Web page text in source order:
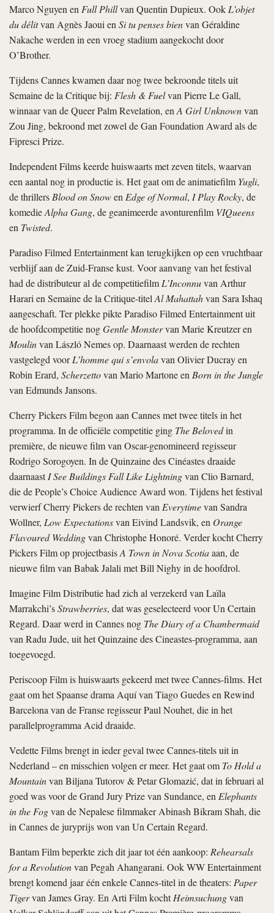
Marco Nguyen enFull Phillvan Quentin Dupieux. OokL’objet
du délitvan Agnès Jaoui enSi tu penses bienvan Géraldine
Nakache werden in een vroeg stadium aangekocht door
O’Brother.
Tijdens Cannes kwamen daar nog twee bekroonde titels uit
Semaine de la Critique bij: Flesh & Fuelvan Pierre Le Gall,
winnaar van de Queer Palm Revelation, enA Girl Unknownvan
Zou Jing, bekroond met zowel de Gan Foundation Award als de
Fipresci Prize.
Independent Films keerde huiswaarts met zeven titels, waarvan
een aantal nog in productie is. Het gaat om de animatiefilm Yugli,
de thrillersBlood on SnowenEdge of Normal, I Play Rocky, de
komedieAlpha Gang, de geanimeerde avonturenfilm VIQueens
en Twisted.
Paradiso Filmed Entertainment kan terugkijken op een vruchtbaar
verblijf aan de Zuid-Franse kust. Voor aanvang van het festival
had de distributeur al de competitiefilmL’Inconnuvan Arthur
Harari en Semaine de la Critique-titelAl Mahattahvan Sara Ishaq
aangeschaft. Ter plekke pikte Paradiso Filmed Entertainment uit
de hoofdcompetitie nogGentle Monstervan Marie Kreutzer en
Moulinvan László Nemes op. Daarnaast werden de rechten
vastgelegd voorL’homme qui s’envolavan Olivier Ducray en
Robin Erard, Scherzettovan Mario Martone enBorn in the Jungle
van Edmunds Jansons.
Cherry Pickers Film begon aan Cannes met twee titels in het
programma. In de officiële competitie ging The Belovedin
première, de nieuwe film van Oscar-genomineerd regisseur
Rodrigo Sorogoyen. In de Quinzaine des Cinéastes draaide
daarnaastI See Buildings Fall Like Lightningvan Clio Barnard,
die de People’s Choice Audience Award won. Tijdens het festival
verwierf Cherry Pickers de rechten vanEverytimevan Sandra
Wollner, Low Expectationsvan Eivind Landsvik, en Orange
Flavoured Weddingvan Christophe Honoré. Verder kocht Cherry
Pickers Film op projectbasisA Town in Nova Scotiaaan, de
nieuwe film van Babak Jalali met Bill Nighy in de hoofdrol.
Imagine Film Distributie had zich al verzekerd van Laïla
Marrakchi’sStrawberries, dat was geselecteerd voor Un Certain
Regard. Daar werd in Cannes nog The Diary of a Chambermaid
van Radu Jude, uit het Quinzaine des Cineastes-programma, aan
toegevoegd.
Periscoop Film is huiswaarts gekeerd met twee Cannes-films. Het
gaat om het Spaanse drama Aquí van Tiago Guedes en Rewind
Barcelona van de Franse regisseur Paul Nouhet, die in het
parallelprogramma Acid draaide.
Vedette Films brengt in ieder geval twee Cannes-titels uit in
Nederland – en misschien volgen er meer. Het gaat om To Hold a
Mountainvan Biljana Tutorov & Petar Glomazić, dat in februari al
goed was voor de Grand Jury Prize van Sundance, enElephants
in the Fogvan de Nepalese filmmaker Abinash Bikram Shah, die
in Cannes de juryprijs won van Un Certain Regard.
Bantam Film beperkte zich dit jaar tot één aankoop: Rehearsals
for a Revolutionvan Pegah Ahangarani. Ook WW Entertainment
brengt komend jaar één enkele Cannes-titel in de theaters: Paper
Tigervan James Gray. En Arti Film kochtHeimsuchungvan